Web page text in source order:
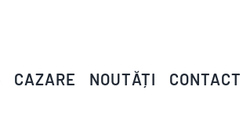
CAZARE NOUTĂȚI CONTACT